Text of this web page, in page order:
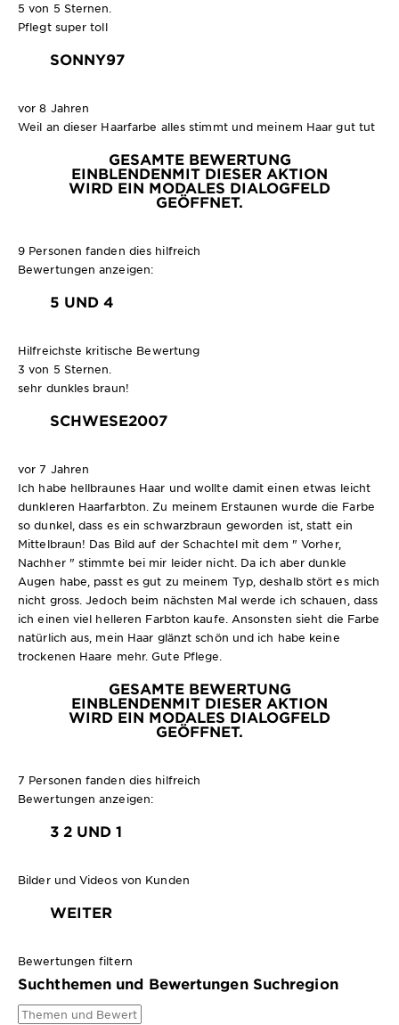
5 von 5 Sternen.
Pflegt super toll
SONNY97
vor 8 Jahren
Weil an dieser Haarfarbe alles stimmt und meinem Haar gut tut
GESAMTE BEWERTUNG
EINBLENDENMIT DIESER AKTION
WIRD EIN MODALES DIALOGFELD
GEÖFFNET.
9 Personen fanden dies hilfreich
Bewertungen anzeigen:
5 UND 4
Hilfreichste kritische Bewertung
3 von 5 Sternen.
sehr dunkles braun!
SCHWESE2007
vor 7 Jahren
Ich habe hellbraunes Haar und wollte damit einen etwas leicht
dunkleren Haarfarbton. Zu meinem Erstaunen wurde die Farbe
so dunkel, dass es ein schwarzbraun geworden ist, statt ein
Mittelbraun! Das Bild auf der Schachtel mit dem " Vorher,
Nachher " stimmte bei mir leider nicht. Da ich aber dunkle
Augen habe, passt es gut zu meinem Typ, deshalb stört es mich
nicht gross. Jedoch beim nächsten Mal werde ich schauen, dass
ich einen viel helleren Farbton kaufe. Ansonsten sieht die Farbe
natürlich aus, mein Haar glänzt schön und ich habe keine
trockenen Haare mehr. Gute Pflege.
GESAMTE BEWERTUNG
EINBLENDENMIT DIESER AKTION
WIRD EIN MODALES DIALOGFELD
GEÖFFNET.
7 Personen fanden dies hilfreich
Bewertungen anzeigen:
3 2 UND 1
Bilder und Videos von Kunden
WEITER
Bewertungen filtern
Suchthemen und Bewertungen Suchregion